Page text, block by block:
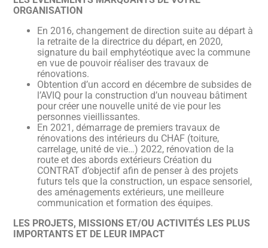
ORGANISATION
En 2016, changement de direction suite au départ à
la retraite de la directrice du départ, en 2020,
signature du bail emphytéotique avec la commune
en vue de pouvoir réaliser des travaux de
rénovations.
Obtention d’un accord en décembre de subsides de
l’AVIQ pour la construction d’un nouveau bâtiment
pour créer une nouvelle unité de vie pour les
personnes vieillissantes.
En 2021, démarrage de premiers travaux de
rénovations des intérieurs du CHAF (toiture,
carrelage, unité de vie…) 2022, rénovation de la
route et des abords extérieurs Création du
CONTRAT d’objectif afin de penser à des projets
futurs tels que la construction, un espace sensoriel,
des aménagements extérieurs, une meilleure
communication et formation des équipes.
LES PROJETS, MISSIONS ET/OU ACTIVITÉS LES PLUS
IMPORTANTS ET DE LEUR IMPACT